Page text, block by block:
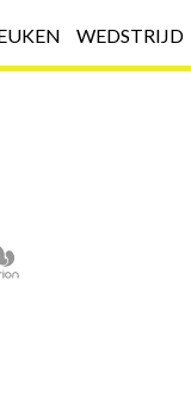
WEDSTRIJD